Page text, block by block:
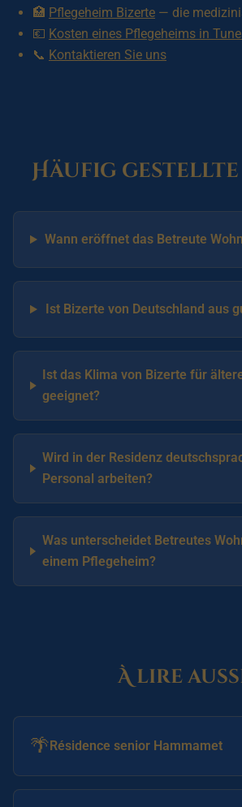
🏥 Pflegeheim Bizerte — die
💶 Kosten eines Pflegeheims in
📞 Kontaktieren Sie uns
Häufig gestellte
Wann eröffnet das Betreute
Ist Bizerte von Deutschland aus
Ist das Klima von Bizerte für
geeignet?
Wird in der Residenz
Personal arbeiten?
Was unterscheidet Betreutes
einem Pflegeheim?
À lire
🌴Résidence senior Hammamet